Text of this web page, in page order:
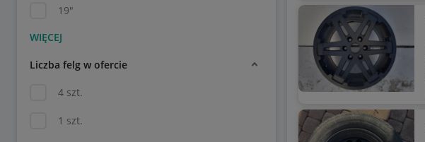
19"
Liczba felg w ofercie
4 szt.
1 szt.